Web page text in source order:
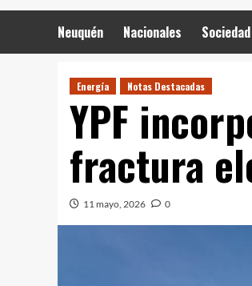
Neuquén Nacionales Sociedad
Energía Notas Destacadas
YPF
fractura
11 mayo, 2026 0